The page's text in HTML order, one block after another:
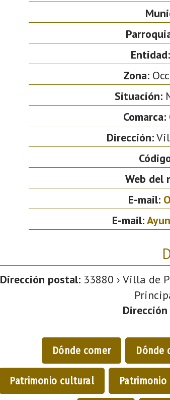
Entidad:
Zona:
Situación:
Comarca:
Dirección:
Web del
E-mail:
E-mail:
Dirección postal: 33880 › Villa de
Dónde comer Dónde
Patrimonio cultural